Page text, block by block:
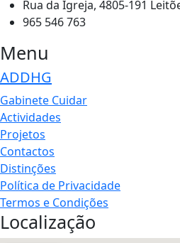
Rua da Igreja, 4805-191
965 546 763
Menu
ADDHG
Gabinete Cuidar
Actividades
Projetos
Contactos
Distinções
Política de Privacidade
Termos e Condições
Localização